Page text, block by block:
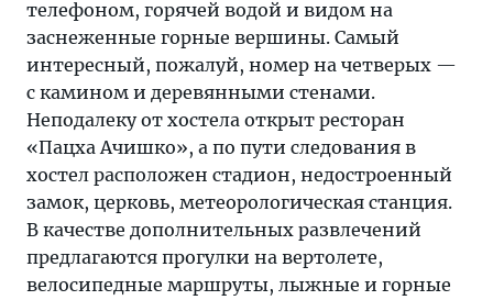
телефоном, горячей водой и видом на
заснеженные горные вершины. Самый
интересный, пожалуй, номер на четверых —
с камином и деревянными стенами.
Неподалеку от хостела открыт ресторан
«Пацха Ачишко», а по пути следования в
хостел расположен стадион, недостроенный
замок, церковь, метеорологическая станция.
В качестве дополнительных развлечений
предлагаются прогулки на вертолете,
велосипедные маршруты, лыжные и горные